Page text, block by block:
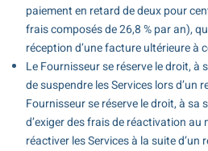
paiement en retard de deux pour
frais composés de 26,8 % par an),
réception d’une facture ultérieure à
Le Fournisseur se réserve le droit, à
de suspendre les Services lors d’un
Fournisseur se réserve le droit, à sa
d’exiger des frais de réactivation au
réactiver les Services à la suite d’un